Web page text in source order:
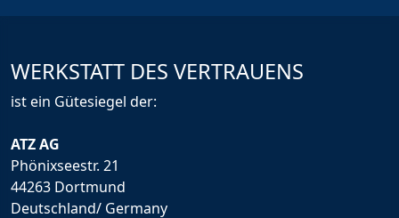
WERKSTATT DES VERTRAUENS
ist ein Gütesiegel der:
ATZ AG
Phönixseestr. 21
44263 Dortmund
Deutschland/ Germany